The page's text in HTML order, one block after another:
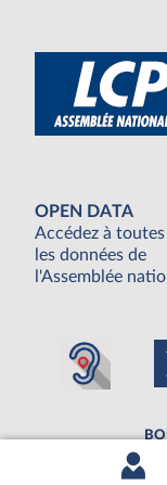
OPEN DATA
Accédez à toutes
les données de
l'Assemblée